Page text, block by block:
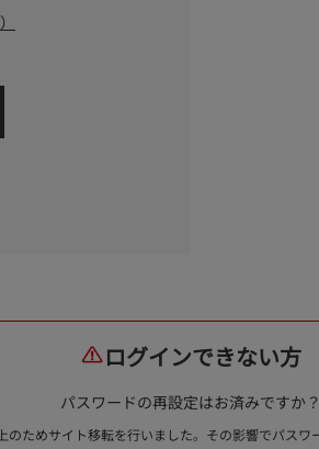
ログインできない方
パスワードの再設定はお済みですか？
ためサイト移転を行いました。その影響でパスワ